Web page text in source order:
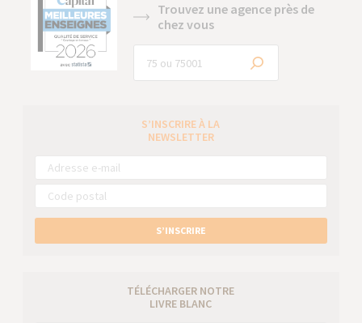
Trouvez une agence près de
chez vous
S’INSCRIRE À LA
NEWSLETTER
S’INSCRIRE
TÉLÉCHARGER NOTRE
LIVRE BLANC